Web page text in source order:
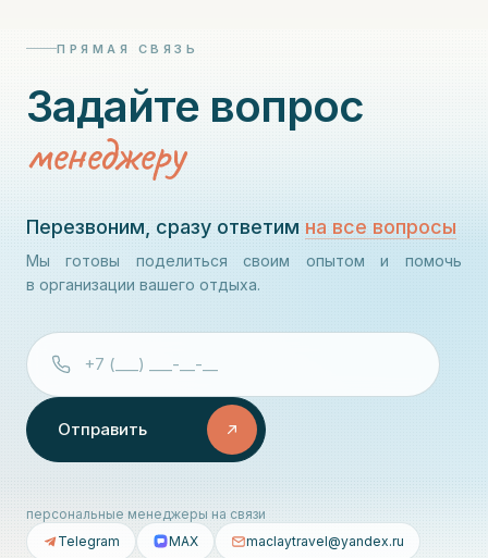
ПРЯМАЯ СВЯЗЬ
Задайте вопрос
менеджеру
Перезвоним, сразу ответим на все вопросы
Мы готовы поделиться своим опытом и помочь
в организации вашего отдыха.
Отправить
персональные менеджеры на связи
Telegram
MAX maclaytravel@yandex.ru